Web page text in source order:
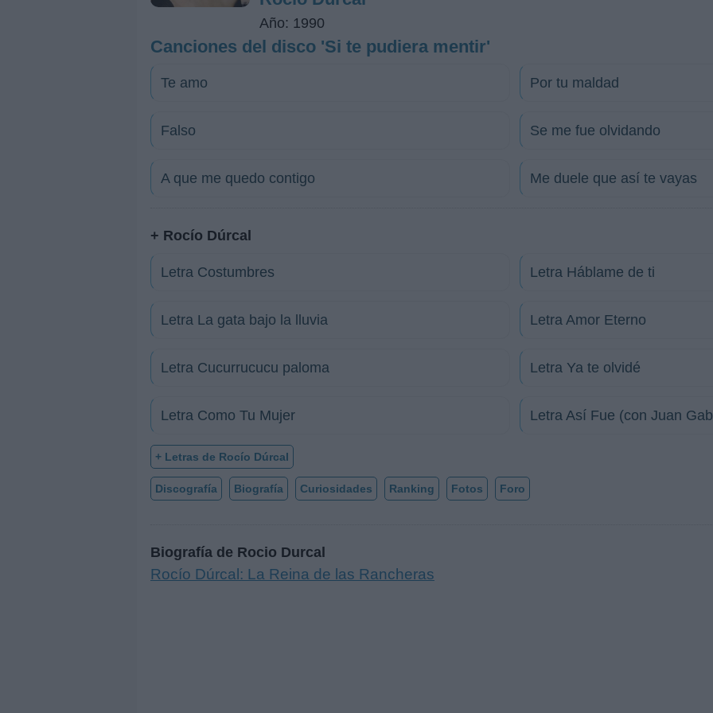
Año: 1990
Canciones del disco 'Si te pudiera mentir'
Te amo Por tu maldad
Falso Se me fue olvidando
A que me quedo contigo Me duele que así te vayas
+ Rocío Dúrcal
Letra Costumbres Letra Háblame de ti
Letra La gata bajo la lluvia Letra Amor Eterno
Letra Cucurrucucu paloma Letra Ya te olvidé
Letra Como Tu Mujer Letra Así Fue (con Juan
+ Letras de Rocío Dúrcal
Discografía Biografía Curiosidades Ranking Fotos Foro
Biografía de Rocio Durcal
Rocío Dúrcal: La Reina de las Rancheras